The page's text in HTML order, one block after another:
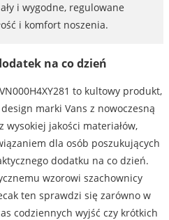
i wygodne, regulowane
i komfort noszenia.
na co dzień
to kultowy produkt,
marki Vans z nowoczesną
jakości materiałów,
dla osób poszukujących
dodatku na co dzień.
wzorowi szachownicy
ten sprawdzi się zarówno w
codziennych wyjść czy krótkich